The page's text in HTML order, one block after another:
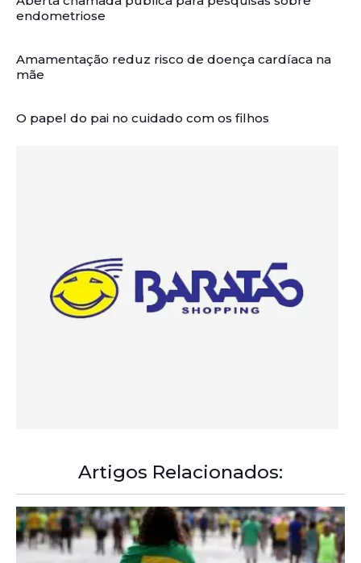
endometriose
Amamentação reduz risco de doença cardíaca na
mãe
O papel do pai no cuidado com os filhos
Artigos Relacionados: